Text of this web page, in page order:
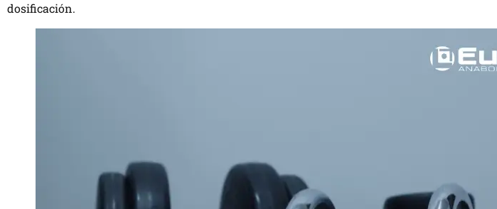
dosificación.